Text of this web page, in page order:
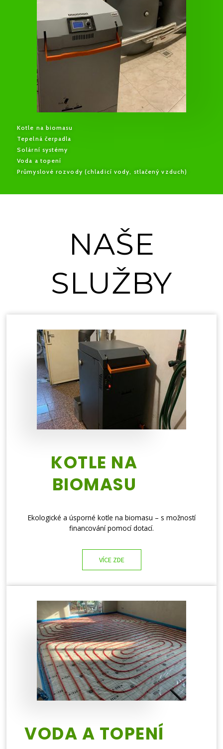
Kotle na biomasu
Tepelná čerpadla
Solární systémy
Voda a topení
Průmyslové rozvody (chladicí vody, stlačený vzduch)
NAŠE
SLUŽBY
KOTLE NA
BIOMASU
Ekologické a úsporné kotle na biomasu – s možností
financování pomocí dotací.
VÍCE ZDE
VODA A TOPENÍ